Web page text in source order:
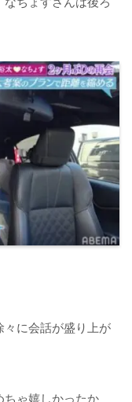
々に会話が盛り上が
ちゃ嬉しかったか